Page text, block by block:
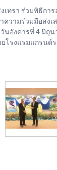
เทรา ร่วมพิธีกา
ความร่วมมือส่ง
อังคารที่ 4 มิถุน
โรงแรมแกรนด์